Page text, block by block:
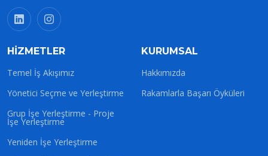
HİZMETLER
Temel İş Akışımız
Yönetici Seçme ve Yerleştirme
Grup İşe Yerleştirme - Proje
İşe Yerleştirme
Yeniden İşe Yerleştirme
KURUMSAL
Hakkımızda
Rakamlarla Başarı Öyküleri